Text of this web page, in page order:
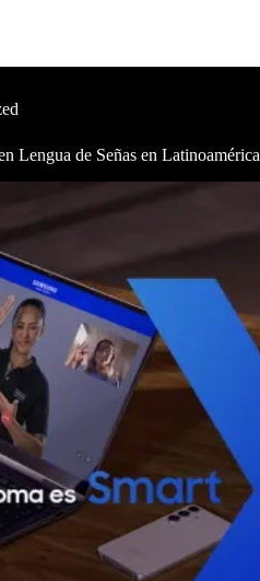
Lengua de Señas en Latinoamérica